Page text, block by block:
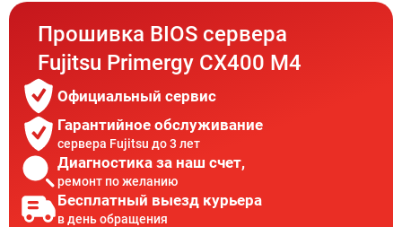
Прошивка BIOS сервера
Fujitsu Primergy CX400 M4
Официальный сервис
Гарантийное обслуживание
сервера Fujitsu до 3 лет
Диагностика за наш счет,
ремонт по желанию
Бесплатный выезд курьера
в день обращения